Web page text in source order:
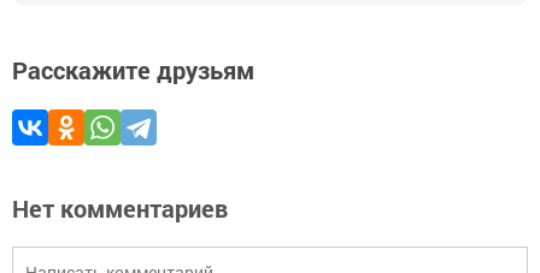
Расскажите друзьям
Нет комментариев